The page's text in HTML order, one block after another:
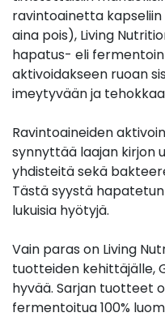
ravintoainetta
aina pois), Living
hapatus- eli
aktivoidakseen ruoan
imeytyvään ja
Ravintoaineiden
synnyttää laajan kirjon
yhdisteitä sekä
Tästä syystä
lukuisia hyötyjä.
Vain paras on Living
tuotteiden kehittäjälle,
hyvää. Sarjan tuotteet
fermentoitua 100%